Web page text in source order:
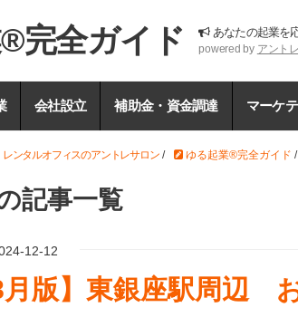
完全ガイド あなたの起業を
powered by アント
会社設立 補助金・資金調達 マーケ
ンタルオフィスのアントレサロン/ ゆる起業®完全ガイド /
記事一覧
12-12
月版】東銀座駅周辺